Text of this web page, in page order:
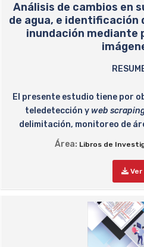
Análisis de cambios en
de agua, e identificación
inundación mediante
El presente estudio tiene por
teledetección y web
delimitación, monitoreo de
Área: Libros de
Ver